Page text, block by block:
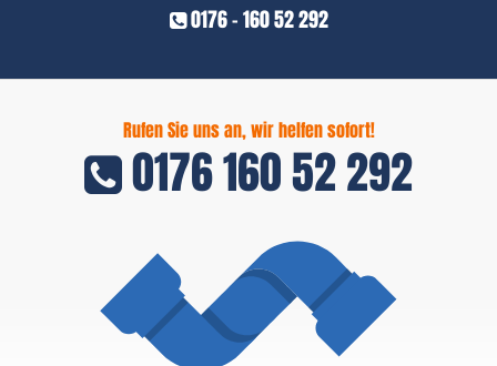
0176 - 160 52 292
Rufen Sie uns an, wir helfen sofort!
0176 160 52 292